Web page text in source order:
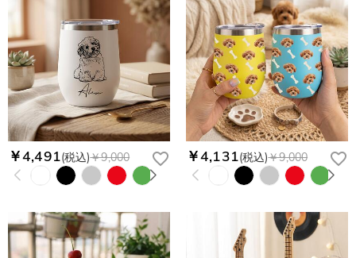
￥4,491(税込)￥9,000 ￥4,131(税込)￥9,000